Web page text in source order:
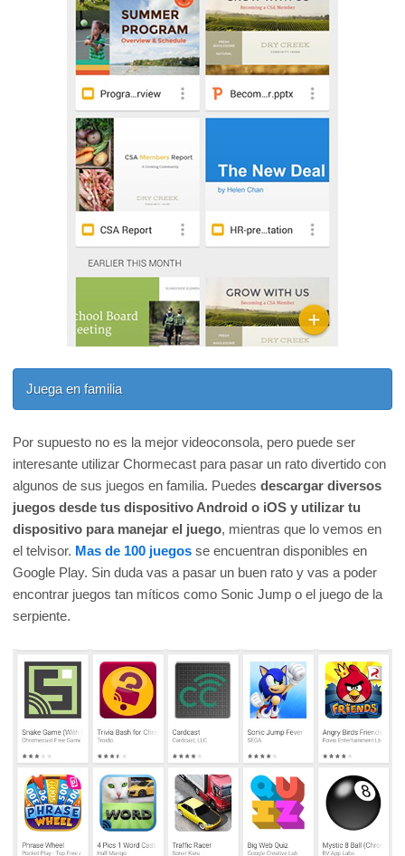
Juega en familia
Por supuesto no es la mejor videoconsola, pero puede ser
interesante utilizar Chormecast para pasar un rato divertido con
algunos de sus juegos en familia. Puedes descargar diversos
juegos desde tus dispositivo Android o iOS y utilizar tu
dispositivo para manejar el juego, mientras que lo vemos en
el telvisor. Mas de 100 juegos se encuentran disponibles en
Google Play. Sin duda vas a pasar un buen rato y vas a poder
encontrar juegos tan míticos como Sonic Jump o el juego de la
serpiente.